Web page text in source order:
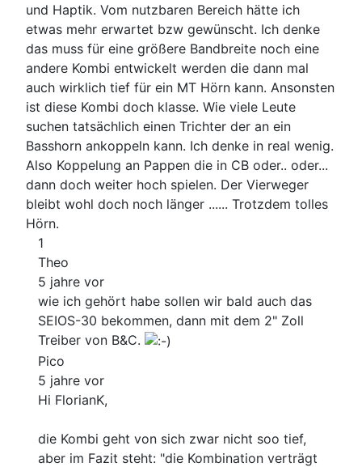
und Haptik. Vom nutzbaren Bereich hätte ich
etwas mehr erwartet bzw gewünscht. Ich denke
das muss für eine größere Bandbreite noch eine
andere Kombi entwickelt werden die dann mal
auch wirklich tief für ein MT Hörn kann. Ansonsten
ist diese Kombi doch klasse. Wie viele Leute
suchen tatsächlich einen Trichter der an ein
Basshorn ankoppeln kann. Ich denke in real wenig.
Also Koppelung an Pappen die in CB oder.. oder...
dann doch weiter hoch spielen. Der Vierweger
bleibt wohl doch noch länger ...... Trotzdem tolles
Hörn.
1
Theo
5 jahre vor
wie ich gehört habe sollen wir bald auch das
SEIOS-30 bekommen, dann mit dem 2" Zoll
Treiber von B&C.
Pico
5 jahre vor
Hi FlorianK,
die Kombi geht von sich zwar nicht soo tief,
aber im Fazit steht: "die Kombination verträgt